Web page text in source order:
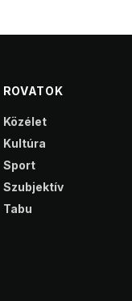
ROVATOK
Közélet
Kultúra
Sport
Szubjektív
Tabu